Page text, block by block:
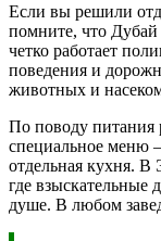
Если вы решили
помните, что Дубай
четко работает
поведения и
животных и
По поводу питания
специальное меню
отдельная кухня. В
где взыскательные
душе. В любом